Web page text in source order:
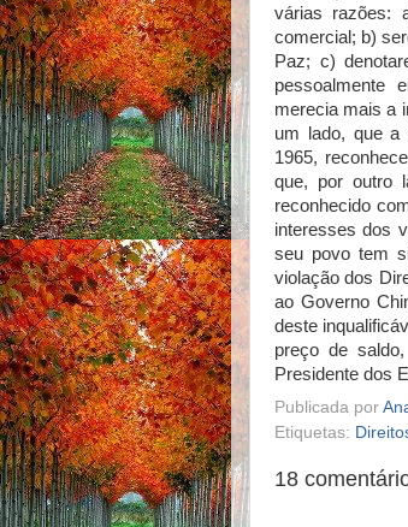
várias razões:
comercial; b)
Paz; c)
pessoalmente
merecia mais a
um lado, que a
1965,
que, por outro
reconhecido
interesses dos
seu povo tem
violação dos
ao Governo
deste
preço de
Presidente dos
Publicada por
Etiquetas:
18